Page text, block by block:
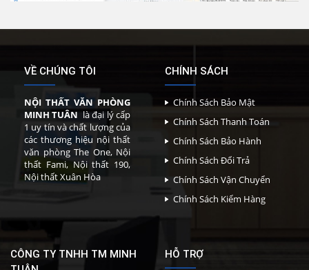
VỀ CHÚNG TÔI
NỘI THẤT VĂN PHÒNG
MINH TUÂN là đại lý cấp
1 uy tín và chất lượng của
các thương hiệu nội thất
văn phòng The One, Nội
thất Fami, Nội thất 190,
Nội thất Xuân Hòa
CHÍNH SÁCH
Chính Sách Bảo Mật
Chính Sách Thanh Toán
Chính Sách Bảo Hành
Chính Sách Đổi Trả
Chính Sách Vận Chuyển
Chính Sách Kiểm Hàng
CÔNG TY TNHH TM MINH
HỖ TRỢ